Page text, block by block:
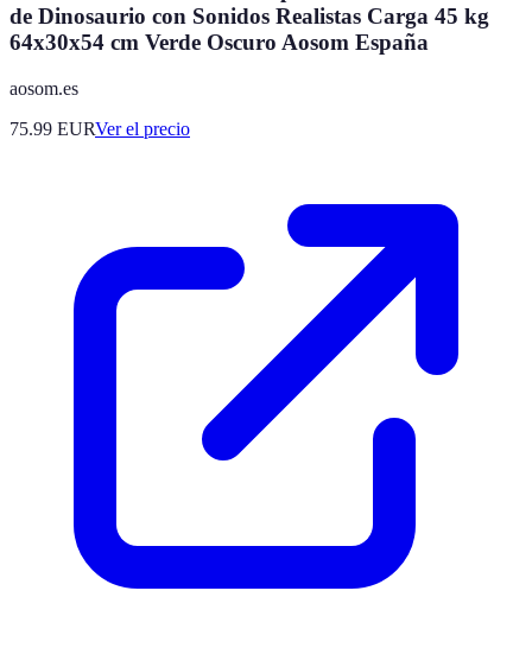
de Dinosaurio con Sonidos Realistas Carga 45 kg
64x30x54 cm Verde Oscuro Aosom España
aosom.es
75.99 EURVer el precio